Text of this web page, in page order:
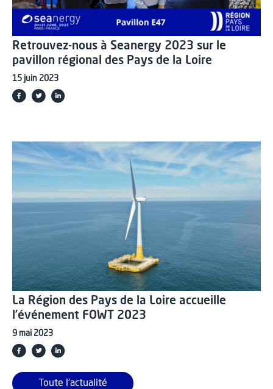
Retrouvez-nous à Seanergy 2023 sur le
pavillon régional des Pays de la Loire
15 juin 2023
La Région des Pays de la Loire accueille
l’événement FOWT 2023
9 mai 2023
Toute l'actualité